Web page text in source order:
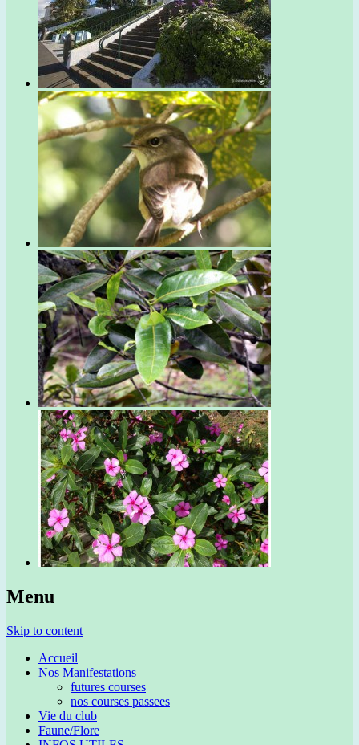
Menu
Skip to content
Accueil
Nos Manifestations
futures courses
nos courses passees
Vie du club
Faune/Flore